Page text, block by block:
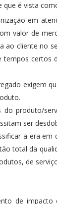
é vista
em
valor de
cliente no
certos
exigem
produto/
ser
a era em
total da
de
de impacto